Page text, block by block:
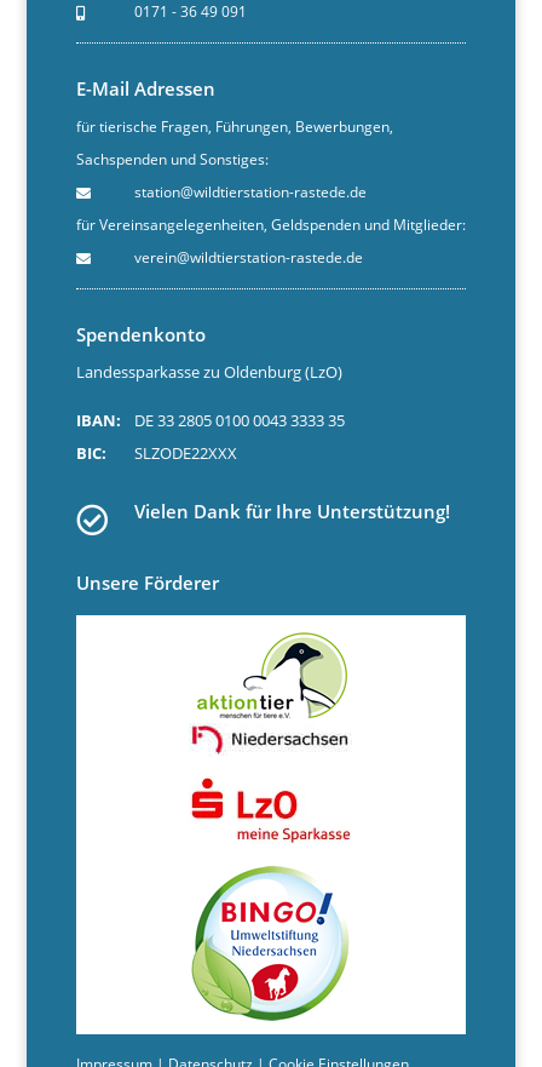
0171 - 36 49 091
E-Mail Adressen
für tierische Fragen, Führungen, Bewerbungen,
Sachspenden und Sonstiges:
station@wildtierstation-rastede.de
für Vereinsangelegenheiten, Geldspenden und Mitglieder:
verein@wildtierstation-rastede.de
Spendenkonto
Landessparkasse zu Oldenburg (LzO)
IBAN:
DE 33 2805 0100 0043 3333 35
BIC:
SLZODE22XXX
Vielen Dank für Ihre Unterstützung!
Unsere Förderer